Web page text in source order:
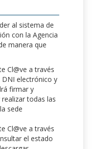
al sistema de
con la Agencia
manera que
Cl@ve a través
electrónico y
firmar y
todas las
sede
Cl@ve a través
el estado